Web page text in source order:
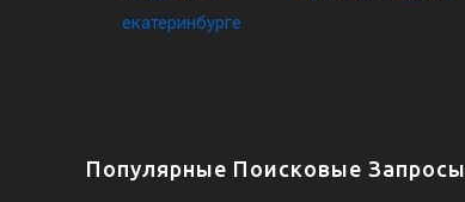
Популярные Поисковые Запросы